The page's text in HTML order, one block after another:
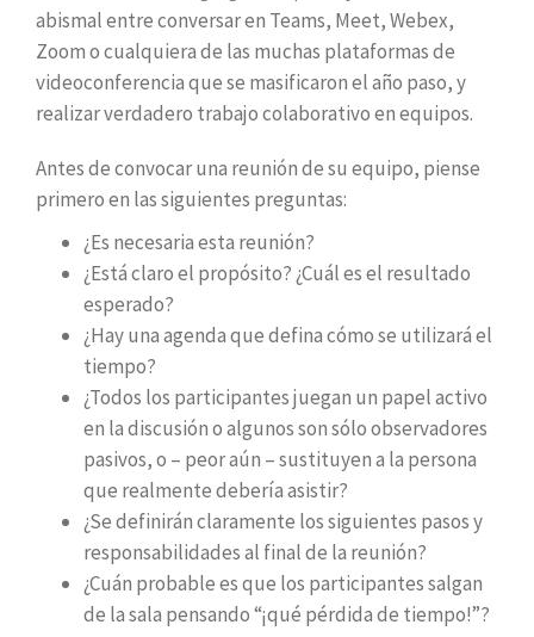
abismal entre conversar en Teams, Meet, Webex,
Zoom o cualquiera de las muchas plataformas de
videoconferencia que se masificaron el año paso, y
realizar verdadero trabajo colaborativo en equipos.
Antes de convocar una reunión de su equipo, piense
primero en las siguientes preguntas:
¿Es necesaria esta reunión?
¿Está claro el propósito? ¿Cuál es el resultado
esperado?
¿Hay una agenda que defina cómo se utilizará el
tiempo?
¿Todos los participantes juegan un papel activo
en la discusión o algunos son sólo observadores
pasivos, o – peor aún – sustituyen a la persona
que realmente debería asistir?
¿Se definirán claramente los siguientes pasos y
responsabilidades al final de la reunión?
¿Cuán probable es que los participantes salgan
de la sala pensando “¡qué pérdida de tiempo!”?